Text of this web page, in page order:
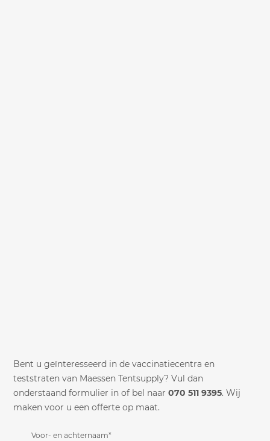
Bent u geïnteresseerd in de vaccinatiecentra en
teststraten van Maessen Tentsupply? Vul dan
onderstaand formulier in of bel naar070 511 9395. Wij
maken voor u een offerte op maat.
Voor- en achternaam*